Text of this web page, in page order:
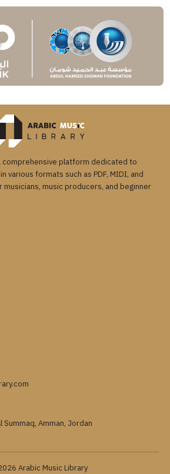
comprehensive platform dedicated to
various formats such as PDF, MIDI, and
music producers, and beginner
Summaq, Amman, Jordan
Arabic Music Library